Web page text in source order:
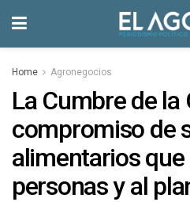
Home Agronegocios
La Cumbre de la
compromiso de
alimentarios que
personas y al